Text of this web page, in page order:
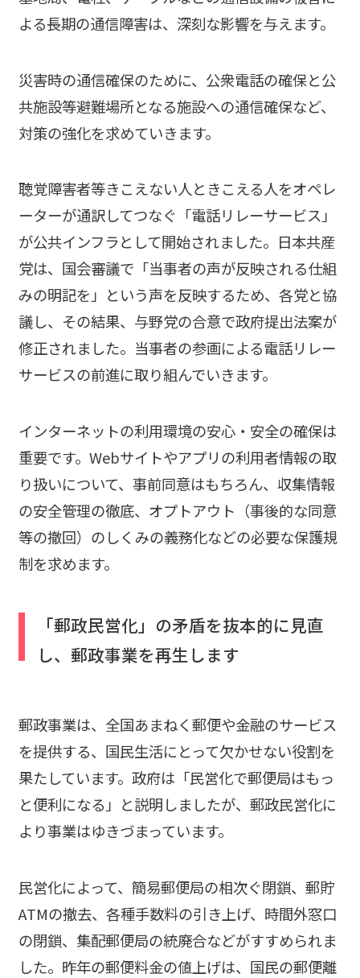
よる長期の通信障害は、深刻な影響を与えます。
災害時の通信確保のために、公衆電話の確保と公
共施設等避難場所となる施設への通信確保など、
対策の強化を求めていきます。
聴覚障害者等きこえない人ときこえる人をオペレ
ーターが通訳してつなぐ「電話リレーサービス」
が公共インフラとして開始されました。日本共産
党は、国会審議で「当事者の声が反映される仕組
みの明記を」という声を反映するため、各党と協
議し、その結果、与野党の合意で政府提出法案が
修正されました。当事者の参画による電話リレー
サービスの前進に取り組んでいきます。
インターネットの利用環境の安心・安全の確保は
重要です。Webサイトやアプリの利用者情報の取
り扱いについて、事前同意はもちろん、収集情報
の安全管理の徹底、オプトアウト（事後的な同意
等の撤回）のしくみの義務化などの必要な保護規
制を求めます。
「郵政民営化」の矛盾を抜本的に見直
し、郵政事業を再生します
郵政事業は、全国あまねく郵便や金融のサービス
を提供する、国民生活にとって欠かせない役割を
果たしています。政府は「民営化で郵便局はもっ
と便利になる」と説明しましたが、郵政民営化に
より事業はゆきづまっています。
民営化によって、簡易郵便局の相次ぐ閉鎖、郵貯
ATMの撤去、各種手数料の引き上げ、時間外窓口
の閉鎖、集配郵便局の統廃合などがすすめられま
した。昨年の郵便料金の値上げは、国民の郵便離